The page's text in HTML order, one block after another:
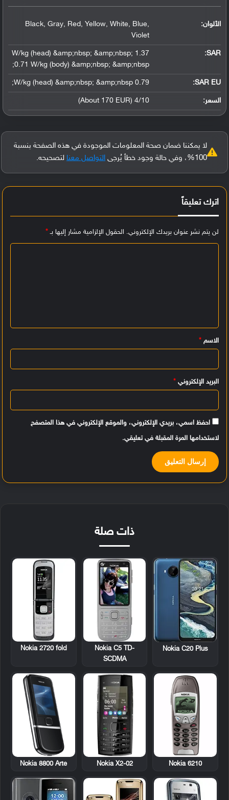
الألوان:
Black, Gray, Red, Yellow, White, Blue,
Violet
SAR
:
1.37 W/kg (head) &amp;nbsp; &amp;nbsp;
0.71 W/kg (body) &amp;nbsp; &amp;nbsp;
SAR EU:
0.79 W/kg (head) &amp;nbsp; &amp;nbsp;
السعر: 4/10 (About 170 EUR)
لا يمكننا ضمان صحة المعلومات الموجودة في هذه الصفحة بنسبة
100%، وفي حالة وجود خطأ يُرجى
التواصل معنا لتصحيحه.
اترك تعليقاً
لن يتم نشر عنوان بريدك الإلكتروني. الحقول الإلزامية مشار إليها بـ*
ي
ق
الاسم *
البريد الإلكتروني *
احفظ اسمي، بريدي الإلكتروني، والموقع الإلكتروني في هذا المتصفح
لاستخدامها المرة المقبلة في تعليقي.
ذات صلة
Nokia C20 Plus
Nokia C5 TD-
SCDMA
Nokia 2720 fold
Nokia 6210
Nokia X2-02
Nokia 8800 Arte